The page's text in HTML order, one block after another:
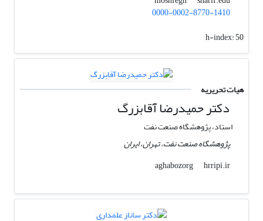
0000-0002-8770-1410
h-index:50
هیات تحریریه
دکتر حمیدرضا آقابزرگ
استاد، پژوهشگاه صنعت نفت
پژوهشگاه صنعت نفت، تهران، ایران
aghabozorg
hrripi.ir